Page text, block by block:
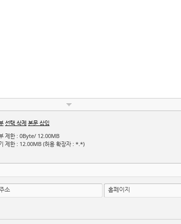
선택 삭제 본문 삽입
제한 : 0Byte/ 12.00MB
제한 : 12.00MB (허용 확장자 : *.*)
소 홈페이지